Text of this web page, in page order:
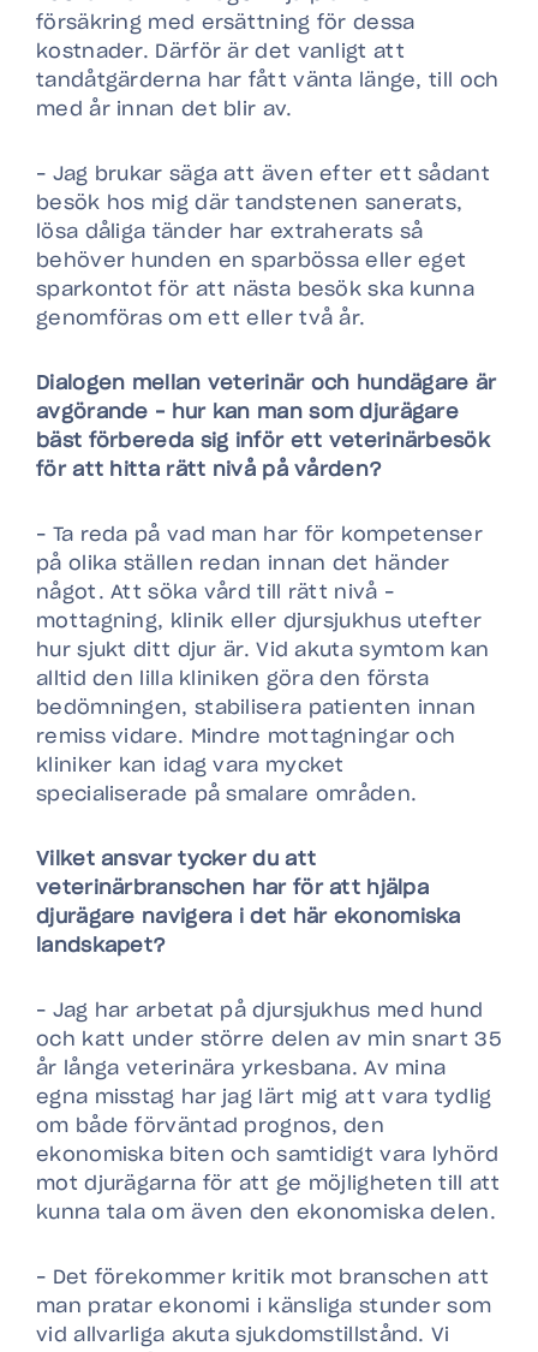
försäkring med ersättning för dessa
kostnader. Därför är det vanligt att
tandåtgärderna har fått vänta länge, till och
med år innan det blir av.
– Jag brukar säga att även efter ett sådant
besök hos mig där tandstenen sanerats,
lösa dåliga tänder har extraherats så
behöver hunden en sparbössa eller eget
sparkontot för att nästa besök ska kunna
genomföras om ett eller två år.
Dialogen mellan veterinär och hundägare är
avgörande – hur kan man som djurägare
bäst förbereda sig inför ett veterinärbesök
för att hitta rätt nivå på vården?
– Ta reda på vad man har för kompetenser
på olika ställen redan innan det händer
något. Att söka vård till rätt nivå –
mottagning, klinik eller djursjukhus utefter
hur sjukt ditt djur är. Vid akuta symtom kan
alltid den lilla kliniken göra den första
bedömningen, stabilisera patienten innan
remiss vidare. Mindre mottagningar och
kliniker kan idag vara mycket
specialiserade på smalare områden.
Vilket ansvar tycker du att
veterinärbranschen har för att hjälpa
djurägare navigera i det här ekonomiska
landskapet?
– Jag har arbetat på djursjukhus med hund
och katt under större delen av min snart 35
år långa veterinära yrkesbana. Av mina
egna misstag har jag lärt mig att vara tydlig
om både förväntad prognos, den
ekonomiska biten och samtidigt vara lyhörd
mot djurägarna för att ge möjligheten till att
kunna tala om även den ekonomiska delen.
– Det förekommer kritik mot branschen att
man pratar ekonomi i känsliga stunder som
vid allvarliga akuta sjukdomstillstånd. Vi